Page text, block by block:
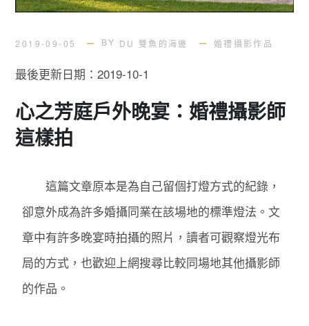
2019-09-05 BY DU 雙魚的海邊 婚禮攝影作品
最後更新日期：2019-10-1
心之芳庭戶外晚宴：婚禮攝影師
這樣拍
這篇文章原本是為自己留個打燈方式的紀錄 ，
卻意外成為許多婚攝同業在該場地的標準燈法。文
章中有許多晚宴時拍攝的照片，讀者可觀察燈光布
局的方式，也歡迎上網搜尋比較同場地其他攝影師
的作品。